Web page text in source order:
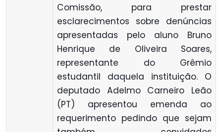
Comissão, para prestar
esclarecimentos sobre denúncias
apresentadas pelo aluno Bruno
Henrique de Oliveira Soares,
representante do Grêmio
estudantil daquela instituição. O
deputado Adelmo Carneiro Leão
(PT) apresentou emenda ao
requerimento pedindo que sejam